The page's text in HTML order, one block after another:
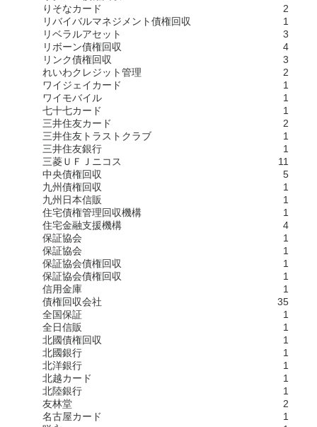
りそなカード
2
リバイバルマネジメント債権回収
1
リベラルアセット
3
リボーン債権回収
4
リンク債権回収
3
れいわクレジット管理
2
ワイジェイカード
1
ワイモバイル
1
七十七カード
1
三井住友カード
2
三井住友トラストクラブ
1
三井住友銀行
1
三菱ＵＦＪニコス
11
中央債権回収
5
九州債権回収
1
九州日本信販
1
住宅債権管理回収機構
1
住宅金融支援機構
4
保証協会
1
保証協会
1
保証協会債権回収
1
保証協会債権回収
1
信用金庫
1
債権回収会社
35
全国保証
1
全日信販
1
北國債権回収
1
北國銀行
1
北洋銀行
1
北越カード
1
北陸銀行
1
友林堂
2
名古屋カード
1